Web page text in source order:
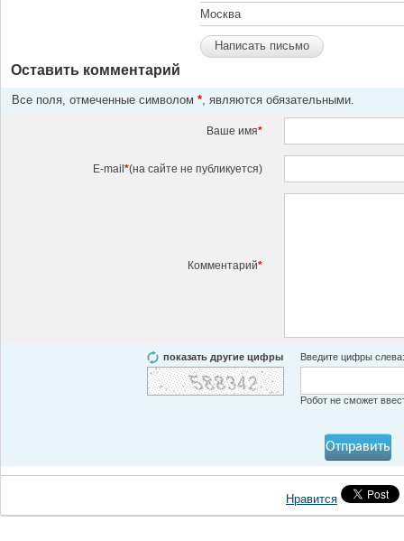
Москва
Написать письмо
Оставить комментарий
Все поля, отмеченные символом *, являются обязательными.
Ваше имя*
E-mail *(на сайте не публикуется)
Комментарий*
показать другие цифры Введите цифры слева:
Робот не сможет
Нравится